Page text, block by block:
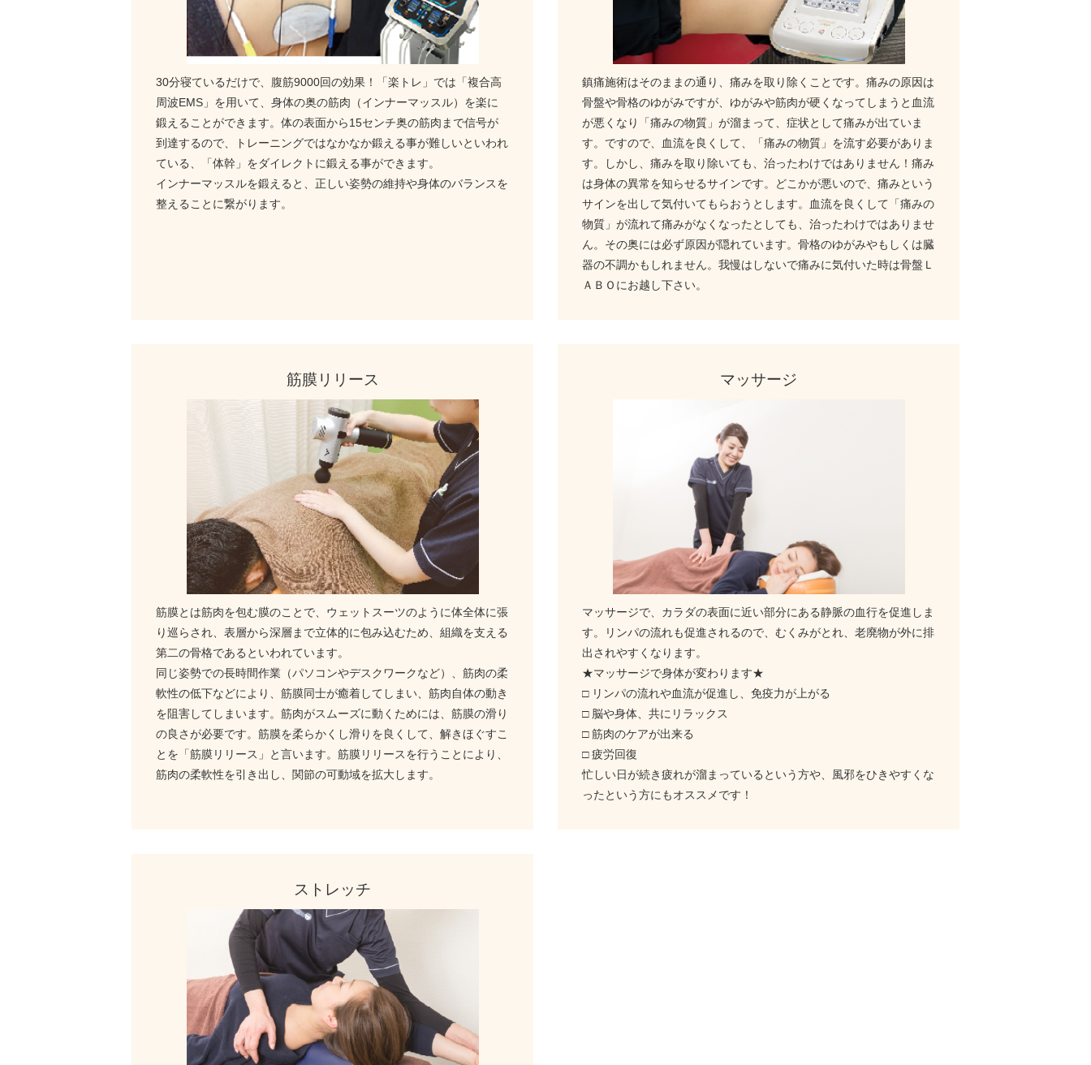
30分寝ているだけで、腹筋9000回の効果！「楽トレ」では「複合高
周波EMS」を用いて、身体の奥の筋肉（インナーマッスル）を楽に
鍛えることができます。体の表面から15センチ奥の筋肉まで信号が
到達するので、トレーニングではなかなか鍛える事が難しいといわれ
ている、「体幹」をダイレクトに鍛える事ができます。
インナーマッスルを鍛えると、正しい姿勢の維持や身体のバランスを
整えることに繋がります。
鎮痛施術はそのままの通り、痛みを取り除くことです。痛みの原因は
骨盤や骨格のゆがみですが、ゆがみや筋肉が硬くなってしまうと血流
が悪くなり「痛みの物質」が溜まって、症状として痛みが出ていま
す。ですので、血流を良くして、「痛みの物質」を流す必要がありま
す。しかし、痛みを取り除いても、治ったわけではありません！痛み
は身体の異常を知らせるサインです。どこかが悪いので、痛みという
サインを出して気付いてもらおうとします。血流を良くして「痛みの
物質」が流れて痛みがなくなったとしても、治ったわけではありませ
ん。その奥には必ず原因が隠れています。骨格のゆがみやもしくは臓
器の不調かもしれません。我慢はしないで痛みに気付いた時は骨盤Ｌ
ＡＢＯにお越し下さい。
筋膜リリース
筋膜とは筋肉を包む膜のことで、ウェットスーツのように体全体に張
り巡らされ、表層から深層まで立体的に包み込むため、組織を支える
第二の骨格であるといわれています。
同じ姿勢での長時間作業（パソコンやデスクワークなど）、筋肉の柔
軟性の低下などにより、筋膜同士が癒着してしまい、筋肉自体の動き
を阻害してしまいます。筋肉がスムーズに動くためには、筋膜の滑り
の良さが必要です。筋膜を柔らかくし滑りを良くして、解きほぐすこ
とを「筋膜リリース」と言います。筋膜リリースを行うことにより、
筋肉の柔軟性を引き出し、関節の可動域を拡大します。
マッサージ
マッサージで、カラダの表面に近い部分にある静脈の血行を促進しま
す。リンパの流れも促進されるので、むくみがとれ、老廃物が外に排
出されやすくなります。
★マッサージで身体が変わります★
□ リンパの流れや血流が促進し、免疫力が上がる
□ 脳や身体、共にリラックス
□ 筋肉のケアが出来る
□ 疲労回復
忙しい日が続き疲れが溜まっているという方や、風邪をひきやすくな
ったという方にもオススメです！
ストレッチ